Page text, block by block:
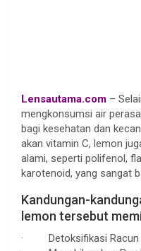
Lensautama.com –
mengkonsumsi air
bagi kesehatan dan
akan vitamin C, lemon
alami, seperti polifenol,
karotenoid, yang sangat
Kandungan-
lemon tersebut
· Detoksifikasi Racun